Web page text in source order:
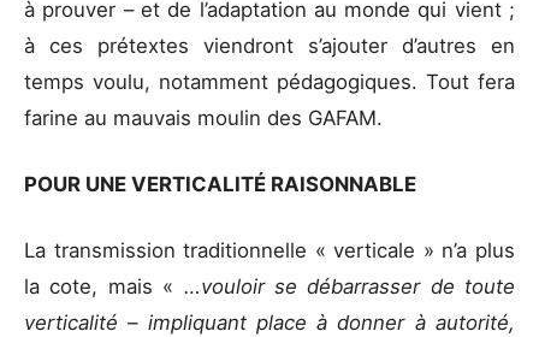
à prouver – et de l’adaptation au monde qui vient ;
à ces prétextes viendront s’ajouter d’autres en
temps voulu, notamment pédagogiques. Tout fera
farine au mauvais moulin des GAFAM.
POUR UNE VERTICALITÉ RAISONNABLE
La transmission traditionnelle « verticale » n’a plus
la cote, mais « …vouloir se débarrasser de toute
verticalité – impliquant place à donner à autorité,